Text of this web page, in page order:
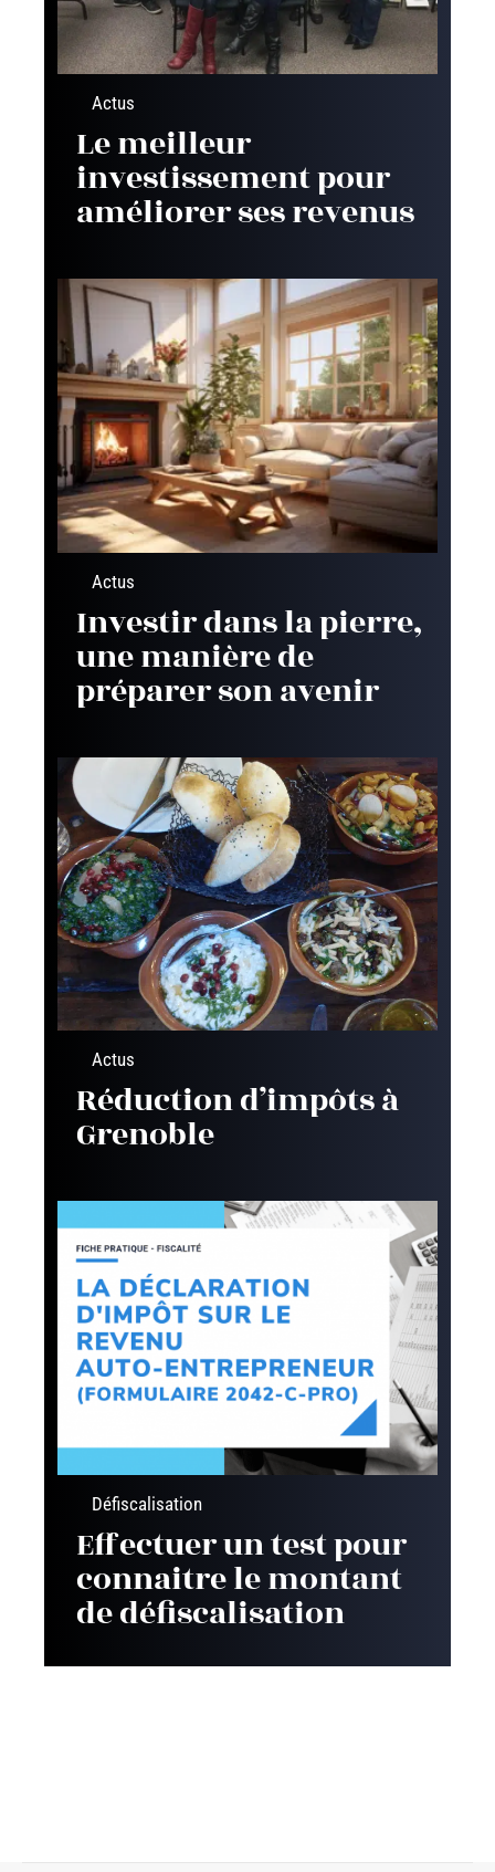
Actus
Le meilleur
investissement pour
améliorer ses revenus
Actus
Investir dans la pierre,
une manière de
préparer son avenir
Actus
Réduction d’impôts à
Grenoble
Défiscalisation
Effectuer un test pour
connaitre le montant
de défiscalisation